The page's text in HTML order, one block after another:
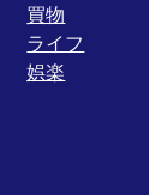
買物
ライフ
娯楽